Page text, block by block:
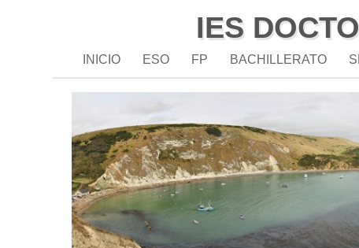
IES
INICIO ESO FP BACHILLERATO